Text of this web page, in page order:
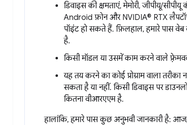
डिवाइस की क्षमताएं, मेमोरी, जीपीयू/
Android फ़ोन और NVIDIA® RTX
पॉइंट हो सकते हैं. फ़िलहाल, हमारे पास
है.
किसी मॉडल या उसमें काम करने वाले
यह तय करने का कोई प्रोग्राम वाला
सकता है या नहीं. किसी डिवाइस पर
कितना वीआरएएम है.
हालांकि, हमारे पास कुछ अनुभवी जानकारी है: